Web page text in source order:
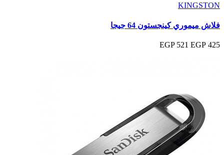
KINGSTON
فلاش ميموري كينجستون 64 جيجا
425 EGP
521 EGP